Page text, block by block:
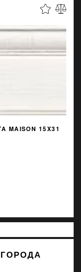
MAISON 15X31